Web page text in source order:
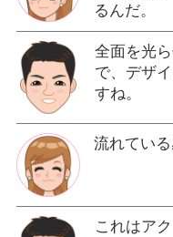
るんだ。
全面を光
で、デザ
すね。
流れている
これはア